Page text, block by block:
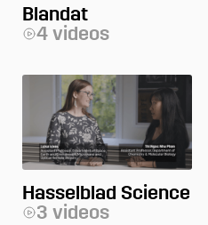
Blandat
4 videos
Hasselblad Science
3 videos